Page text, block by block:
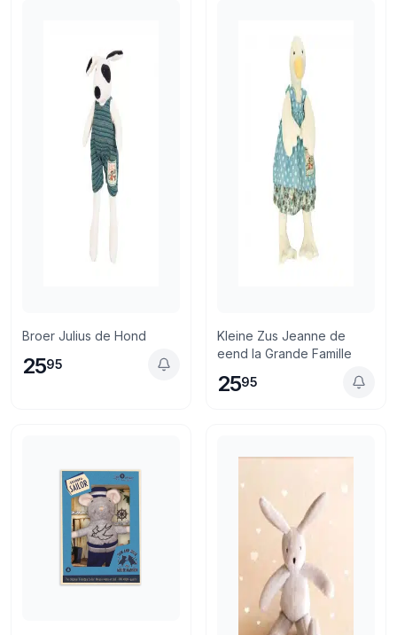
Broer Julius de Hond
2595
Kleine Zus Jeanne de
eend la Grande Famille
2595